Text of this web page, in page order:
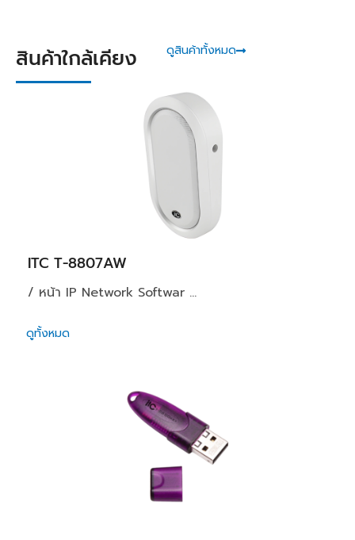
สินค้าใกล้เคียง ดูสินค้าทั้งหมด
ITC T-8807AW
/ หน้า IP Network Softwar ...
ดูทั้งหมด